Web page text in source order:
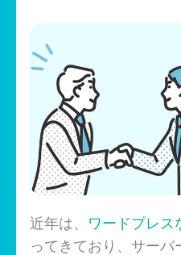
近年は、 ワードプレス
ってきており、サー